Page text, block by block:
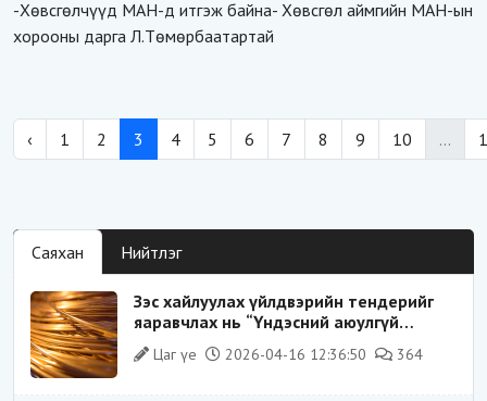
-Хөвсгөлчүүд МАН-д итгэж байна- Хөвсгөл аймгийн МАН-ын
хорооны дарга Л.Төмөрбаатартай
‹ 1 2 3 4 5 6 7 8 9 10 ...
Саяхан Нийтлэг
Зэс хайлуулах үйлдвэрийн тендерийг
яаравчлах нь “Үндэсний аюулгүй
байдал“-д эрсдэлтэй юу?
Цаг үе 2026-04-16 12:36:50 364